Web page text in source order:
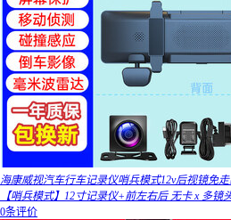
海康威视汽车行车记录仪哨兵模式12v后视镜免
【哨兵模式】12寸记录仪+前左右后 无卡 x 多镜
0条评价